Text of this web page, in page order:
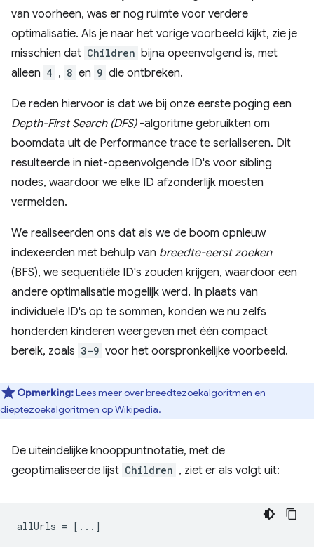
van voorheen, was er nog ruimte voor verdere
optimalisatie. Als je naar het vorige voorbeeld kijkt, zie je
misschien dat Children bijna opeenvolgend is, met
alleen 4 , 8 en 9 die ontbreken.
De reden hiervoor is dat we bij onze eerste poging een
Depth-First Search (DFS)-algoritme gebruikten om
boomdata uit de Performance trace te serialiseren. Dit
resulteerde in niet-opeenvolgende ID's voor sibling
nodes, waardoor we elke ID afzonderlijk moesten
vermelden.
We realiseerden ons dat als we de boom opnieuw
indexeerden met behulp van breedte-eerst zoeken
(BFS), we sequentiële ID's zouden krijgen, waardoor een
andere optimalisatie mogelijk werd. In plaats van
individuele ID's op te sommen, konden we nu zelfs
honderden kinderen weergeven met één compact
bereik, zoals 3-9 voor het oorspronkelijke voorbeeld.
Opmerking:Lees meer overbreedtezoekalgoritmen en
dieptezoekalgoritmen op Wikipedia.
De uiteindelijke knooppuntnotatie, met de
geoptimaliseerde lijst Children , ziet er als volgt uit:
allUrls = [...]